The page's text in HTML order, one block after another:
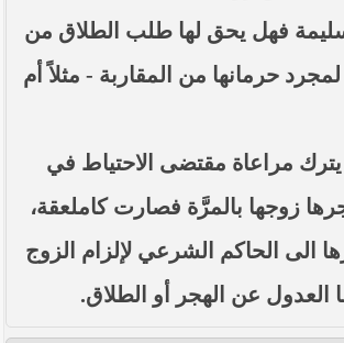
فهل يحق لها طلب الطلاق من
حرمانها من المقاربة - مثلاً أم
يترك مراعاة مقتضى الاحتياط في
زوجها بالمرَّة فصارت كاملعقة،
الى الحاكم الشرعي لإلزام الزوج
العدول عن الهجر أو الطلاق.